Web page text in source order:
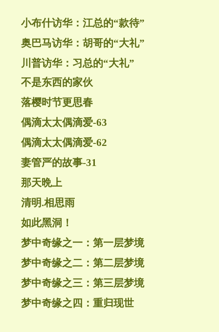
小布什访华：江总的“款待”
奥巴马访华：胡哥的“大礼”
川普访华：习总的“大礼”
不是东西的家伙
落樱时节更思春
偶滴太太偶滴爱-63
偶滴太太偶滴爱-62
妻管严的故事-31
那天晩上
清明.相思雨
如此黑洞！
梦中奇缘之一：第一层梦境
梦中奇缘之二：第二层梦境
梦中奇缘之三：第三层梦境
梦中奇缘之四：重归现世